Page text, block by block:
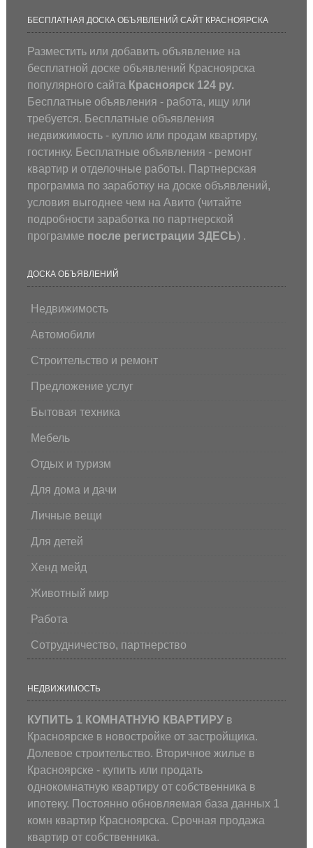
БЕСПЛАТНАЯ ДОСКА ОБЪЯВЛЕНИЙ САЙТ КРАСНОЯРСКА
Разместить или добавить объявление на
бесплатной доске объявлений Красноярска
популярного сайта Красноярск 124 ру.
Бесплатные объявления - работа, ищу или
требуется. Бесплатные объявления
недвижимость - куплю или продам квартиру,
гостинку. Бесплатные объявления - ремонт
квартир и отделочные работы. Партнерская
программа по заработку на доске объявлений,
условия выгоднее чем на Авито (читайте
подробности заработка по партнерской
программе после регистрации ЗДЕСЬ) .
ДОСКА ОБЪЯВЛЕНИЙ
Недвижимость
Автомобили
Строительство и ремонт
Предложение услуг
Бытовая техника
Мебель
Отдых и туризм
Для дома и дачи
Личные вещи
Для детей
Хенд мейд
Животный мир
Работа
Сотрудничество, партнерство
НЕДВИЖИМОСТЬ
КУПИТЬ 1 КОМНАТНУЮ КВАРТИРУв
Красноярске в новостройке от застройщика.
Долевое строительство. Вторичное жилье в
Красноярске - купить или продать
однокомнатную квартиру от собственника в
ипотеку. Постоянно обновляемая база данных 1
комн квартир Красноярска. Срочная продажа
квартир от собственника.